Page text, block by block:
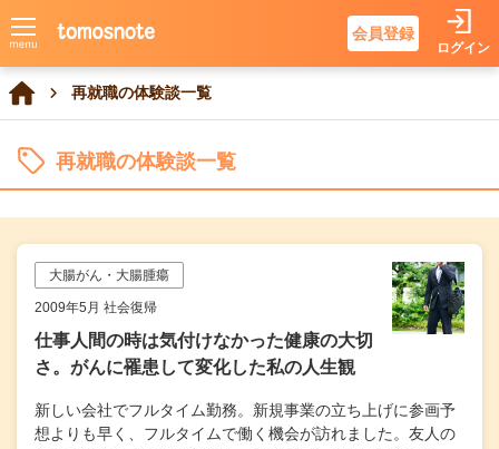
会員登録
ログイン
再就職の体験談一覧
再就職の体験談一覧
大腸がん・大腸腫瘍
2009年5月 社会復帰
仕事人間の時は気付けなかった健康の大切
さ。がんに罹患して変化した私の人生観
新しい会社でフルタイム勤務。新規事業の立ち上げに参画予
想よりも早く、フルタイムで働く機会が訪れました。友人の